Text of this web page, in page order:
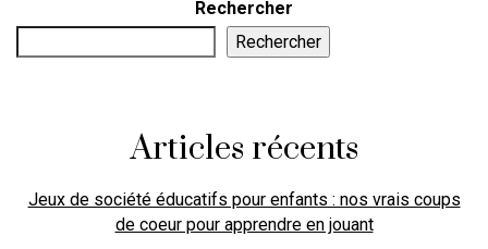
Rechercher
Rechercher
Articles récents
Jeux de société éducatifs pour enfants : nos vrais coups
de coeur pour apprendre en jouant